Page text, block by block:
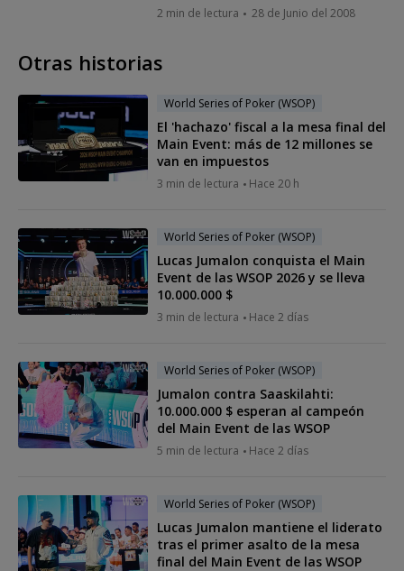
2 min de lectura 28 de Junio del 2008
Otras historias
World Series of Poker (WSOP)
El 'hachazo' fiscal a la mesa final del
Main Event: más de 12 millones se
van en impuestos
3 min de lectura Hace 20 h
World Series of Poker (WSOP)
Lucas Jumalon conquista el Main
Event de las WSOP 2026 y se lleva
10.000.000 $
3 min de lectura Hace 2 días
World Series of Poker (WSOP)
Jumalon contra Saaskilahti:
10.000.000 $ esperan al campeón
del Main Event de las WSOP
5 min de lectura Hace 2 días
World Series of Poker (WSOP)
Lucas Jumalon mantiene el liderato
tras el primer asalto de la mesa
final del Main Event de las WSOP